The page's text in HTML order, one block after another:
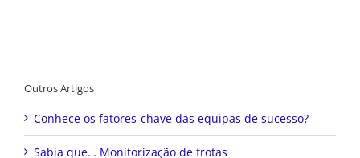
Outros Artigos
Conhece os fatores-chave das equipas de sucesso?
Sabia que… Monitorização de frotas